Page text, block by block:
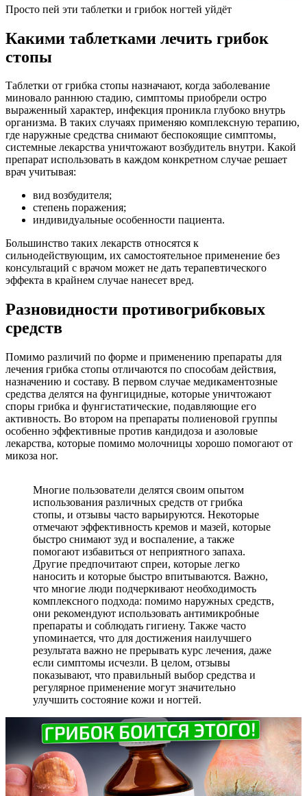
Просто пей эти таблетки и грибок ногтей уйдёт
Какими таблетками лечить грибок
стопы
Таблетки от грибка стопы назначают, когда заболевание
миновало раннюю стадию, симптомы приобрели остро
выраженный характер, инфекция проникла глубоко внутрь
организма. В таких случаях применяю комплексную терапию,
где наружные средства снимают беспокоящие симптомы,
системные лекарства уничтожают возбудитель внутри. Какой
препарат использовать в каждом конкретном случае решает
врач учитывая:
вид возбудителя;
степень поражения;
индивидуальные особенности пациента.
Большинство таких лекарств относятся к
сильнодействующим, их самостоятельное применение без
консультаций с врачом может не дать терапевтического
эффекта в крайнем случае нанесет вред.
Разновидности противогрибковых
средств
Помимо различий по форме и применению препараты для
лечения грибка стопы отличаются по способам действия,
назначению и составу. В первом случае медикаментозные
средства делятся на фунгицидные, которые уничтожают
споры грибка и фунгистатические, подавляющие его
активность. Во втором на препараты полиеновой группы
особенно эффективные против кандидоза и азоловые
лекарства, которые помимо молочницы хорошо помогают от
микоза ног.
Многие пользователи делятся своим опытом
использования различных средств от грибка
стопы, и отзывы часто варьируются. Некоторые
отмечают эффективность кремов и мазей, которые
быстро снимают зуд и воспаление, а также
помогают избавиться от неприятного запаха.
Другие предпочитают спреи, которые легко
наносить и которые быстро впитываются. Важно,
что многие люди подчеркивают необходимость
комплексного подхода: помимо наружных средств,
они рекомендуют использовать антимикробные
препараты и соблюдать гигиену. Также часто
упоминается, что для достижения наилучшего
результата важно не прерывать курс лечения, даже
если симптомы исчезли. В целом, отзывы
показывают, что правильный выбор средства и
регулярное применение могут значительно
улучшить состояние кожи и ногтей.